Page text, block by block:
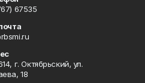
67535
г. Октябрьский, ул.
18